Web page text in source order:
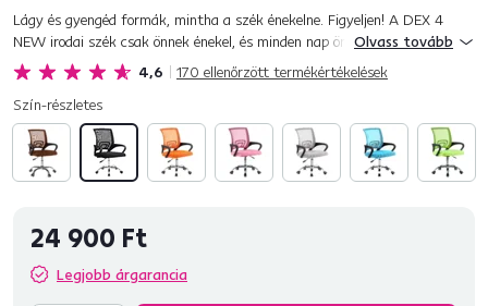
4,6 170 ellenőrzött termékértékelések
Lágy és gyengéd formák, mintha a szék énekelne. Figyeljen! A DEX 4
NEW irodai szék csak önnek énekel, és minden nap örömet okoz majd.
Kifinomult dizájnt kínál, és szokatlanul kényelmes üléseket...
Olvass tovább
Szín-részletes
24 900 Ft
Legjobb árgarancia